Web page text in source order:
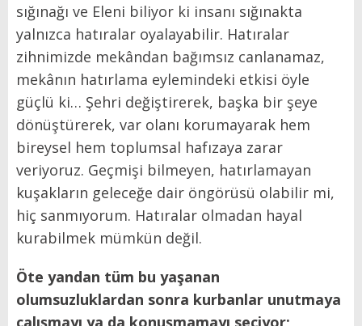
sığınağı ve Eleni biliyor ki insanı sığınakta
yalnızca hatıralar oyalayabilir. Hatıralar
zihnimizde mekândan bağımsız canlanamaz,
mekânın hatırlama eylemindeki etkisi öyle
güçlü ki… Şehri değiştirerek, başka bir şeye
dönüştürerek, var olanı korumayarak hem
bireysel hem toplumsal hafızaya zarar
veriyoruz. Geçmişi bilmeyen, hatırlamayan
kuşakların geleceğe dair öngörüsü olabilir mi,
hiç sanmıyorum. Hatıralar olmadan hayal
kurabilmek mümkün değil.
Öte yandan tüm bu yaşanan
olumsuzluklardan sonra kurbanlar unutmaya
çalışmayı ya da konuşmamayı seçiyor;